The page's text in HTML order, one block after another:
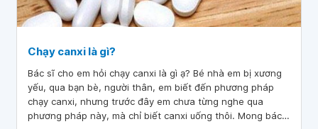
Chạy canxi là gì?
Bác sĩ cho em hỏi chạy canxi là gì ạ? Bé nhà em bị xương
yếu, qua bạn bè, người thân, em biết đến phương pháp
chạy canxi, nhưng trước đây em chưa từng nghe qua
phương pháp này, mà chỉ biết canxi uống thôi. Mong bác